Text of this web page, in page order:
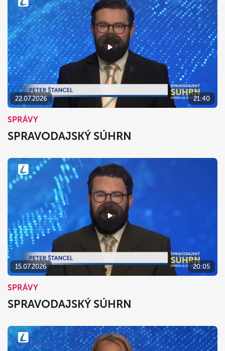
22.07.2026 21:40
SPRÁVY
SPRAVODAJSKÝ SÚHRN
15.07.2026 20:05
SPRÁVY
SPRAVODAJSKÝ SÚHRN